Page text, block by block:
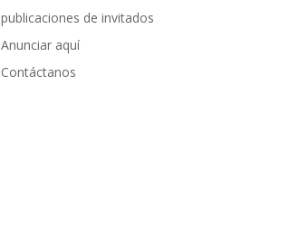
publicaciones de invitados
Anunciar aquí
Contáctanos